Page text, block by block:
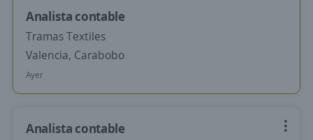
Analista contable
Tramas Textiles
Valencia, Carabobo
Ayer
Analista contable